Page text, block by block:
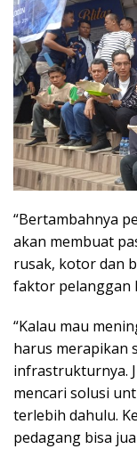
“Bertambahnya
akan membuat
rusak, kotor dan
faktor pelanggan
“Kalau mau
harus merapikan
infrastrukturnya.
mencari solusi
terlebih dahulu.
pedagang bisa